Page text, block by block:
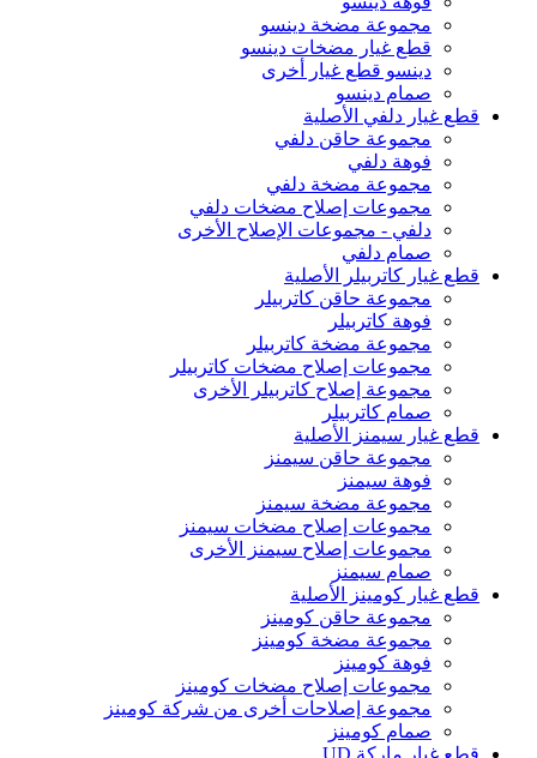
مجموعة مضخة دينسو
قطع غيار مضخات دينسو
دينسو قطع غيار أخرى
صمام دينسو
قطع غيار دلفي الأصلية
مجموعة حاقن دلفي
فوهة دلفي
مجموعة مضخة دلفي
مجموعات إصلاح مضخات دلفي
دلفي - مجموعات الإصلاح الأخرى
صمام دلفي
قطع غيار كاتربيلر الأصلية
مجموعة حاقن كاتربيلر
فوهة كاتربيلر
مجموعة مضخة كاتربيلر
مجموعات إصلاح مضخات كاتربيلر
مجموعة إصلاح كاتربيلر الأخرى
صمام كاتربيلر
قطع غيار سيمنز الأصلية
مجموعة حاقن سيمنز
فوهة سيمنز
مجموعة مضخة سيمنز
مجموعات إصلاح مضخات سيمنز
مجموعات إصلاح سيمنز الأخرى
صمام سيمنز
قطع غيار كومينز الأصلية
مجموعة حاقن كومينز
مجموعة مضخة كومينز
فوهة كومينز
مجموعات إصلاح مضخات كومينز
مجموعة إصلاحات أخرى من شركة كومينز
صمام كومينز
قطع غيار ماركة UD